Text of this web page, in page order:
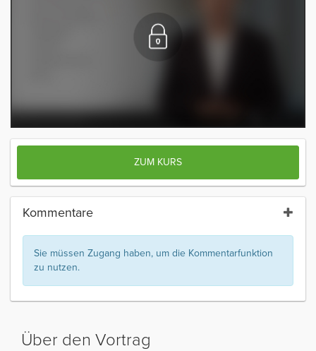
ZUM KURS
Kommentare
Sie müssen Zugang haben, um die Kommentarfunktion
zu nutzen.
Über den Vortrag